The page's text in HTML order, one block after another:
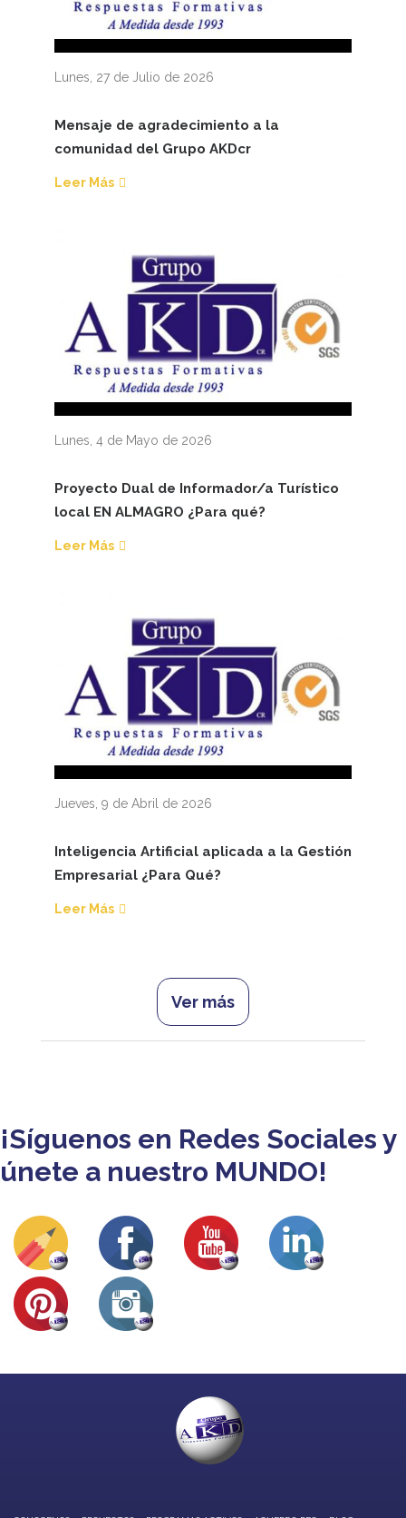
Lunes, 27 de Julio de 2026
Mensaje de agradecimiento a la
comunidad del Grupo AKDcr
Leer Más
Lunes, 4 de Mayo de 2026
Proyecto Dual de Informador/a Turístico
local EN ALMAGRO ¿Para qué?
Leer Más
Jueves, 9 de Abril de 2026
Inteligencia Artificial aplicada a la Gestión
Empresarial ¿Para Qué?
Leer Más
Ver más
¡Síguenos en Redes Sociales y
únete a nuestro MUNDO!